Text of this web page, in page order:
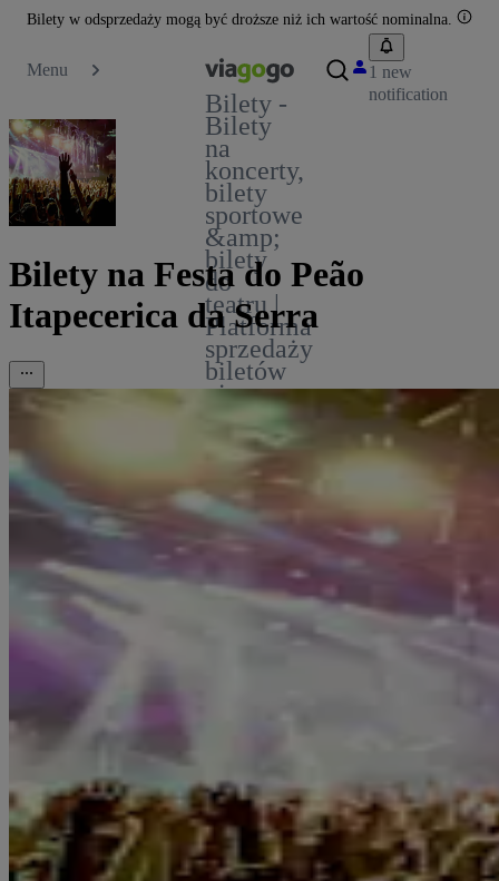
Bilety w odsprzedaży mogą być droższe niż ich wartość nominalna.
Menu
Bilety -
Bilety
na
koncerty,
bilety
sportowe
&amp;
bilety
do
teatru |
Platforma
sprzedaży
biletów
viagogo
1 new
notification
Bilety na Festa do Peão
Itapecerica da Serra